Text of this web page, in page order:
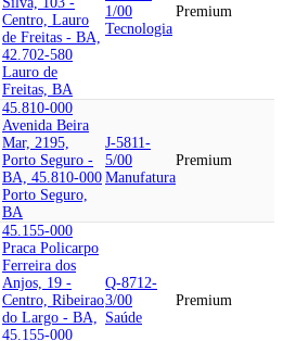
Centro, Lauro
de Freitas - BA,
42.702-580
Lauro de
Freitas, BA
1/00
Tecnologia
Premium
45.810-000
Avenida Beira
Mar, 2195,
Porto Seguro -
BA, 45.810-000
Porto Seguro,
BA
J-5811-
5/00
Manufatura
Premium
45.155-000
Praca Policarpo
Ferreira dos
Anjos, 19 -
Centro, Ribeirao
do Largo - BA,
45.155-000
Q-8712-
3/00
Saúde
Premium